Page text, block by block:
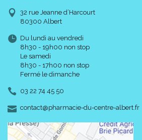
Conseils d' utilisation :
32 rue Jeanne d’Harcourt
80300 Albert
Du lundi au vendredi
8h30 - 19h00 non stop
Le samedi
8h30 - 17h00 non stop
Fermé le dimanche
03 22 74 45 50
contact-
@-
pharmacie-du-centre-albert.fr